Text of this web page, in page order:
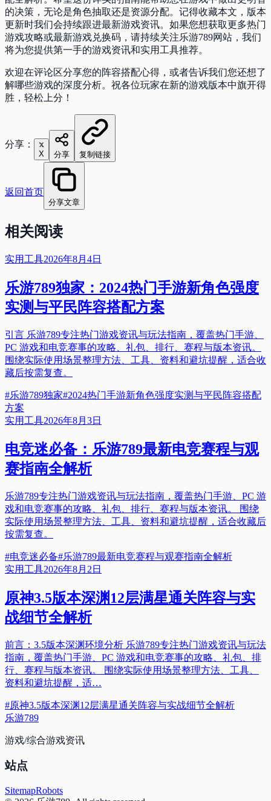
的决策，无论是角色抽取还是资源分配。记得收藏本文，版本
更新时我们会持续跟进最新游戏资讯。如果您想获取更多热门
游戏攻略或最新游戏兑换码，请持续关注乐游789网站，我们
将为您提供第一手的游戏资讯和实用工具推荐。
欢迎在评论区分享您的阵容搭配心得，或者告诉我们您还想了
解哪些游戏的深度分析。祝各位玩家在新的游戏版本中旗开得
胜，轻松上分！
分享：
X 分享 复制链接
返回首页
分享文章
相关阅读
实用工具2026年8月4日
乐游789独家：2024热门手游新角色强度
实测与平民阵容搭配方案
引言 乐游789专注热门游戏资讯与玩法指南，覆盖热门手游、
PC 游戏和电竞赛事的攻略、礼包、排行、赛程与版本资讯。
围绕实际使用场景整理方法、工具、资料和避坑提醒，适合收
藏后按需复查。
#乐游789独家#2024热门手游新角色强度实测与平民阵容搭配
方案
实用工具2026年8月3日
电竞迷必备：乐游789最新电竞赛程与观
赛指南全解析
乐游789专注热门游戏资讯与玩法指南，覆盖热门手游、PC 游
戏和电竞赛事的攻略、礼包、排行、赛程与版本资讯。 围绕
实际使用场景整理方法、工具、资料和避坑提醒，适合收藏后
按需复查。
#电竞迷必备#乐游789最新电竞赛程与观赛指南全解析
实用工具2026年8月2日
原神3.5版本深渊12层满星通关阵容与实
战细节全解析
前言：3.5版本深渊环境分析 乐游789专注热门游戏资讯与玩法
指南，覆盖热门手游、PC 游戏和电竞赛事的攻略、礼包、排
行、赛程与版本资讯。 围绕实际使用场景整理方法、工具、
资料和避坑提醒，适…
#原神3.5版本深渊12层满星通关阵容与实战细节全解析
乐游789
游戏/综合游戏资讯
站点
SitemapRobots